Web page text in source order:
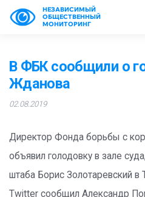
НЕЗАВИСИМЫЙ
ОБЩЕСТВЕННЫЙ
МОНИТОРИНГ
В ФБК сообщили о
Жданова
02.08.2019
Директор Фонда борьбы с
объявил голодовку в зале
штаба Борис Золотаревский в
Twitter сообщил Александр